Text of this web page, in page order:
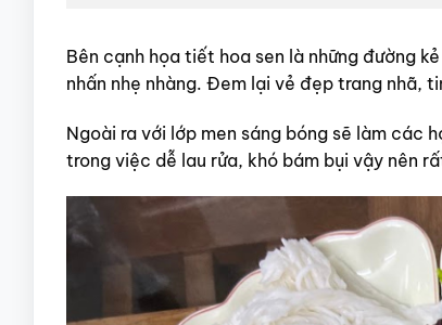
Bên cạnh họa tiết hoa sen là những đường
nhấn nhẹ nhàng. Đem lại vẻ đẹp trang nhã,
Ngoài ra với lớp men sáng bóng sẽ làm các
trong việc dễ lau rửa, khó bám bụi vậy nên